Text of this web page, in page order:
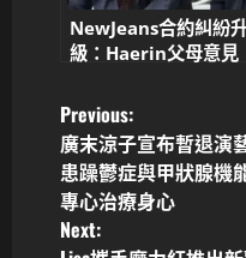
NewJeans合約糾紛
級：Haerin父母意見
家庭法院介入裁決
P
o
s
Previous:
廣末涼子宣布暫退演
患躁鬱症與甲狀腺機
專心治療身心
Next: